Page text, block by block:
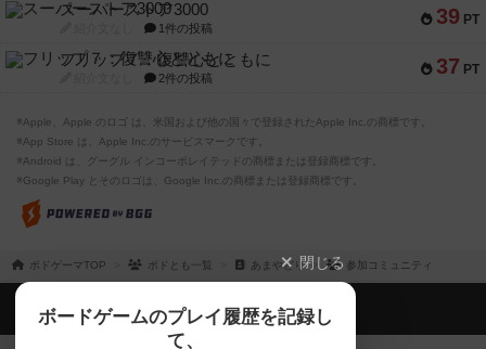
39 PT
スーパーストア3000
1件の投稿
37 PT
フリップ７：復讐心とともに
2件の投稿
※Apple、Apple のロゴ は、米国および他の国々で登録されたApple Inc.の商標です。
※App Store は、Apple Inc.のサービスマークです。
※Android は、グーグル インコーポレイテッドの商標または登録商標です。
※Google Play とそのロゴは、Google Inc.の商標または登録商標です。
ボドゲーマTOP ボドとも一覧 あまやどり 参加コミュニティ
閉じる
ボードゲームのプレイ履歴を記録し
て、
ボドゲーマTOP